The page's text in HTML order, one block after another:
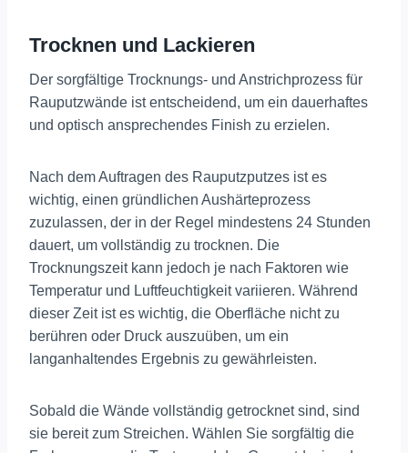
Trocknen und Lackieren
Der sorgfältige Trocknungs- und Anstrichprozess für
Rauputzwände ist entscheidend, um ein dauerhaftes
und optisch ansprechendes Finish zu erzielen.
Nach dem Auftragen des Rauputzputzes ist es
wichtig, einen gründlichen Aushärteprozess
zuzulassen, der in der Regel mindestens 24 Stunden
dauert, um vollständig zu trocknen. Die
Trocknungszeit kann jedoch je nach Faktoren wie
Temperatur und Luftfeuchtigkeit variieren. Während
dieser Zeit ist es wichtig, die Oberfläche nicht zu
berühren oder Druck auszuüben, um ein
langanhaltendes Ergebnis zu gewährleisten.
Sobald die Wände vollständig getrocknet sind, sind
sie bereit zum Streichen. Wählen Sie sorgfältig die